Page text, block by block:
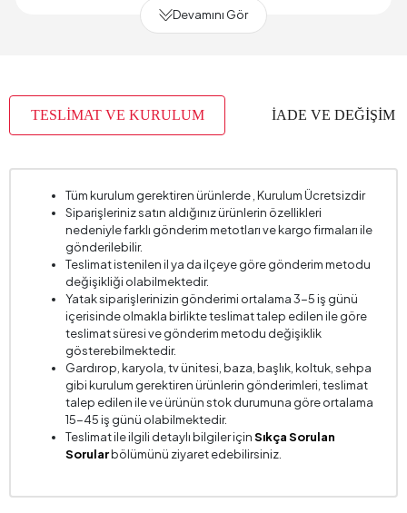
Devamını Gör
TESLİMAT VE KURULUM İADE VE DEĞİŞİM
Tüm kurulum gerektiren ürünlerde , Kurulum Ücretsizdir
Siparişleriniz satın aldığınız ürünlerin özellikleri
nedeniyle farklı gönderim metotları ve kargo firmaları ile
gönderilebilir.
Teslimat istenilen il ya da ilçeye göre gönderim metodu
değişikliği olabilmektedir.
Yatak siparişlerinizin gönderimi ortalama 3-5 iş günü
içerisinde olmakla birlikte teslimat talep edilen ile göre
teslimat süresi ve gönderim metodu değişiklik
gösterebilmektedir.
Gardırop, karyola, tv ünitesi, baza, başlık, koltuk, sehpa
gibi kurulum gerektiren ürünlerin gönderimleri, teslimat
talep edilen ile ve ürünün stok durumuna göre ortalama
15-45 iş günü olabilmektedir.
Teslimat ile ilgili detaylı bilgiler içinSıkça Sorulan
Sorularbölümünü ziyaret edebilirsiniz.